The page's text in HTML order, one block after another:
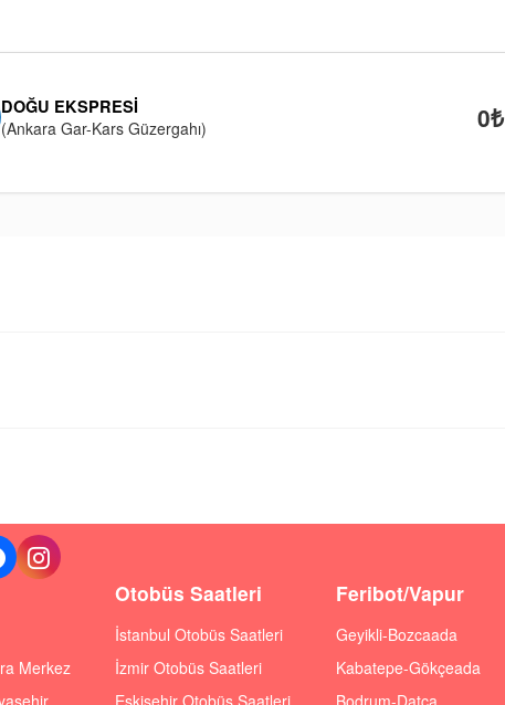
DOĞU EKSPRESI
(Ankara Gar-Kars Güzergahı)
0₺
Merkez
Otobüs Saatleri
İstanbul Otobüs Saatleri
İzmir Otobüs Saatleri
Eskişehir Otobüs Saatleri
Feribot/Vapur
Geyikli-Bozcaada
Kabatepe-Gökçeada
Bodrum-Datça